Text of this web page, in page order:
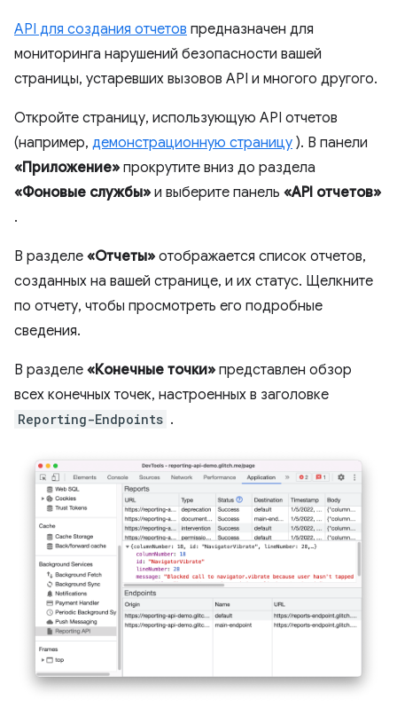
API для создания отчетов предназначен для
мониторинга нарушений безопасности вашей
страницы, устаревших вызовов API и многого другого.
Откройте страницу, использующую API отчетов
(например, демонстрационную страницу ). В панели
«Приложение» прокрутите вниз до раздела
«Фоновые службы» и выберите панель «API отчетов»
.
В разделе «Отчеты» отображается список отчетов,
созданных на вашей странице, и их статус. Щелкните
по отчету, чтобы просмотреть его подробные
сведения.
В разделе «Конечные точки» представлен обзор
всех конечных точек, настроенных в заголовке
Reporting-Endpoints .